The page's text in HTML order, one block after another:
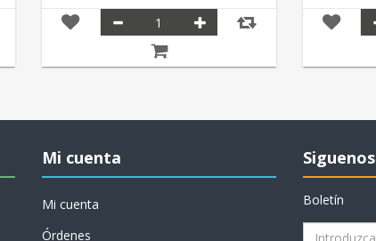
Mi cuenta
Mi cuenta
Órdenes
Siguenos
Boletín